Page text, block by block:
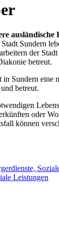
ausländische
Sundern
der
betreut.
in Sundern eine
betreut.
oder
können
Leistungen